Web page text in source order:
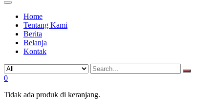
Home
Tentang Kami
Berita
Belanja
Kontak
0
Tidak ada produk di keranjang.